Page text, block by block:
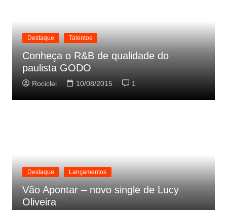
Destaque Talentos
Conheça o R&B de qualidade do
paulista GODO
Rociclei 10/08/2015 1
Destaque Lançamentos
Vão Apontar – novo single de Lucy
Oliveira